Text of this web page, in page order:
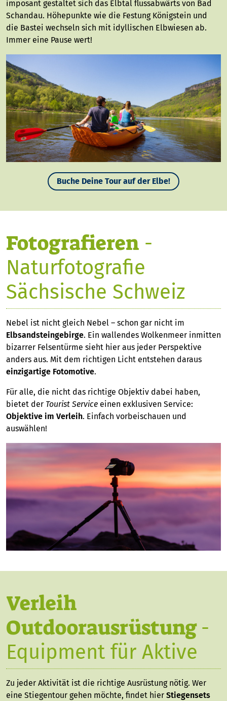
imposant gestaltet sich das Elbtal flussabwärts von Bad
Schandau. Höhepunkte wie die Festung Königstein und
die Bastei wechseln sich mit idyllischen Elbwiesen ab.
Immer eine Pause wert!
Buche Deine Tour auf der Elbe!
Fotografieren -
Naturfotografie
Sächsische Schweiz
Nebel ist nicht gleich Nebel – schon gar nicht im
Elbsandsteingebirge. Ein wallendes Wolkenmeer inmitten
bizarrer Felsentürme sieht hier aus jeder Perspektive
anders aus. Mit dem richtigen Licht entstehen daraus
einzigartige Fotomotive.
Für alle, die nicht das richtige Objektiv dabei haben,
bietet der Tourist Service einen exklusiven Service:
Objektive im Verleih. Einfach vorbeischauen und
auswählen!
Verleih
Outdoorausrüstung -
Equipment für Aktive
Zu jeder Aktivität ist die richtige Ausrüstung nötig. Wer
eine Stiegentour gehen möchte, findet hier Stiegensets